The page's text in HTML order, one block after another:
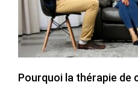
Pourquoi la thérapie de